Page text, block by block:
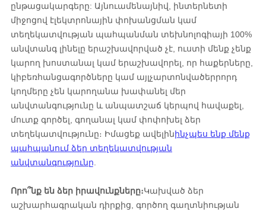
ընթացակարգերը: Այնուամենայնիվ, ինտերնետի
միջոցով էլեկտրոնային փոխանցման կամ
տեղեկատվության պահպանման տեխնոլոգիայի 100%
անվտանգ լինելը երաշխավորված չէ, ուստի մենք չենք
կարող խոստանալ կամ երաշխավորել, որ հաքերները,
կիբեռհանցագործները կամ այլչարտոնվածերրորդ
կողմերը չեն կարողանա խափանել մեր
անվտանգությունը և անպատշաճ կերպով հավաքել,
մուտք գործել, գողանալ կամ փոփոխել ձեր
տեղեկատվությունը։ Իմացեք ավելինինչպես ենք մենք
պահպանում ձեր տեղեկատվության
անվտանգությունը
Որո՞նք են ձեր իրավունքները։Կախված ձեր
աշխարհագրական դիրքից, գործող գաղտնիության